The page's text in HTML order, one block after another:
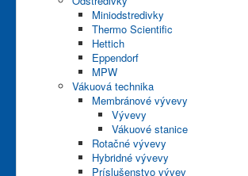
Miniodstredivky
Thermo Scientific
Hettich
Eppendorf
MPW
Vákuová technika
Membránové vývevy
Vývevy
Vákuové stanice
Rotačné vývevy
Hybridné vývevy
Príslušenstvo vývev